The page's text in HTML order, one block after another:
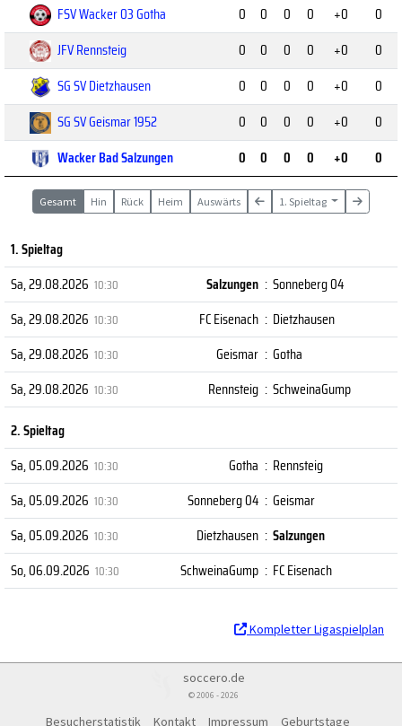
FSV Wacker 03 Gotha
0 0 0 0 +0
0
JFV Rennsteig
0 0 0 0 +0
0
SG SV Dietzhausen
0 0 0 0 +0
0
SG SV Geismar 1952
0 0 0 0 +0
0
Wacker Bad Salzungen
0 0 0 0 +0 0
Gesamt Hin Rück Heim Auswärts 1. Spieltag
1. Spieltag
Sa, 29.08.2026 10:30 Salzungen : Sonneberg 04
Sa, 29.08.2026 10:30 FC Eisenach : Dietzhausen
Sa, 29.08.2026 10:30 Geismar : Gotha
Sa, 29.08.2026 10:30 Rennsteig : SchweinaGump
2. Spieltag
Sa, 05.09.2026 10:30 Gotha : Rennsteig
Sa, 05.09.2026 10:30 Sonneberg 04 : Geismar
Sa, 05.09.2026 10:30 Dietzhausen : Salzungen
So, 06.09.2026 10:30 SchweinaGump : FC Eisenach
Kompletter Ligaspielplan
soccero.de
© 2006 - 2026
Besucherstatistik Kontakt Impressum Geburtstage